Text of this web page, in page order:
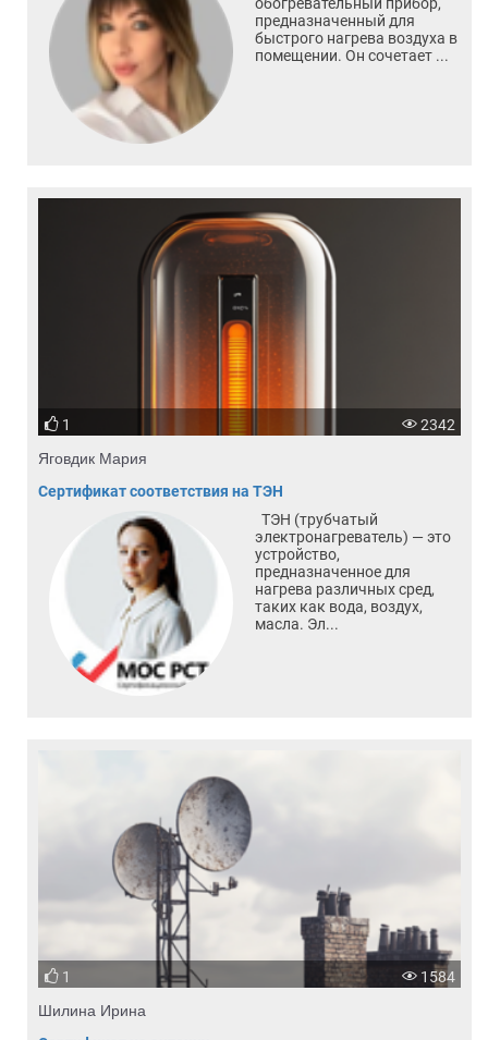
предназначенный для
быстрого нагрева воздуха в
помещении. Он сочетает ...
1 2342
Яговдик Мария
Сертификат соответствия на ТЭН
ТЭН (трубчатый
электронагреватель) — это
устройство,
предназначенное для
нагрева различных сред,
таких как вода, воздух,
масла. Эл...
1 1584
Шилина Ирина